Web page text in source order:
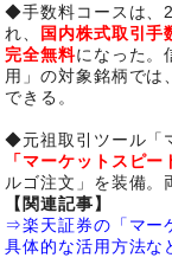
◆手数料コースは、
れ、 国内株式取引手
完全無料になった。
用」の対象銘柄では
できる。
◆元祖取引ツール「
「マーケットスピー
ルゴ注文」を装備。
【関連記事】
⇒楽天証券の「マー
具体的な活用方法な